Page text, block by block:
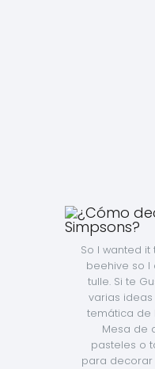
So I wanted
beehive so I
tulle. Si te
varias
temática de
Mesa de
pasteles o
para decorar